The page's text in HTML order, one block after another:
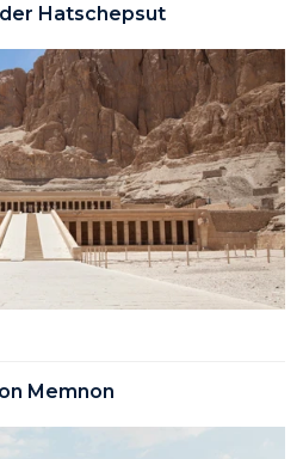
Hatschepsut
Memnon